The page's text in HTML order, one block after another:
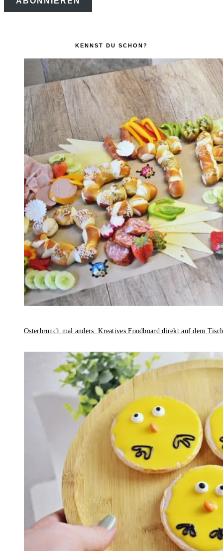
KENNST DU SCHON?
Osterbrunch mal anders: Kreatives Foodboard direkt auf dem